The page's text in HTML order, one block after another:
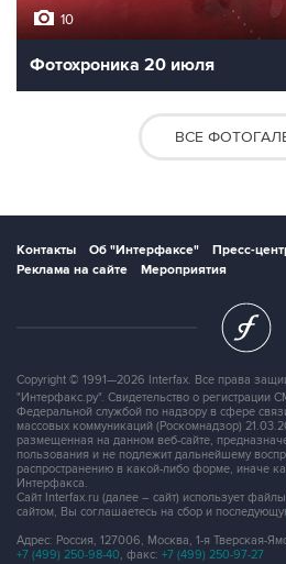
10
Фотохроника 20 июля
ВСЕ
Контакты Об "Интерфаксе" Пресс-
Реклама на сайте
Мероприятия
Copyright © 1991—2026 Interfax. Все права
"Интерфакс.ру". Свидетельство о
Федеральной службой по надзору в сфере
массовых коммуникаций (Роскомнадзор)
размещенная на данном веб-сайте,
пользования и не подлежит дальнейшему
распространению в какой-либо форме, иначе
Интерфакса.
Сайт Interfax.ru (далее – сайт) использует
сайтом, Вы соглашаетесь на сбор и
Адрес: Россия, 127006, Москва, 1-я Тверская-
+7 (499) 250-98-40, факс: +7 (499) 250-97-27